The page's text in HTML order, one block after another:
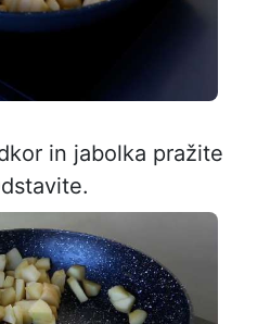
in jabolka pražite